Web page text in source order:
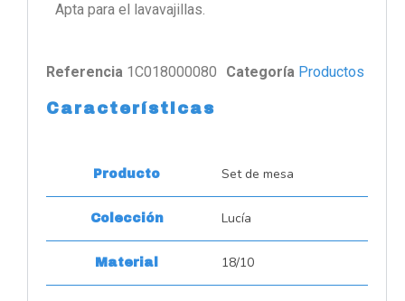
Apta para el lavavajillas.
Referencia 1C018000080 Categoría Productos
Características
Producto Set de mesa
Colección Lucía
Material 18/10